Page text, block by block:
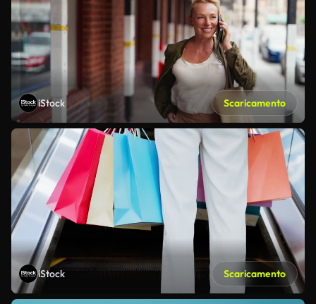
iStock Scaricamento
iStock Scaricamento